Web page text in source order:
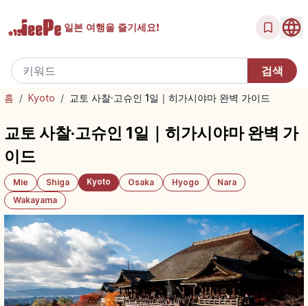
일본 여행을 즐기세요!
홈 / Kyoto / 교토 사찰·고슈인 1일｜히가시야마 완벽 가이드
교토 사찰·고슈인 1일｜히가시야마 완벽 가
이드
Mie Shiga Kyoto Osaka Hyogo
Nara
Wakayama